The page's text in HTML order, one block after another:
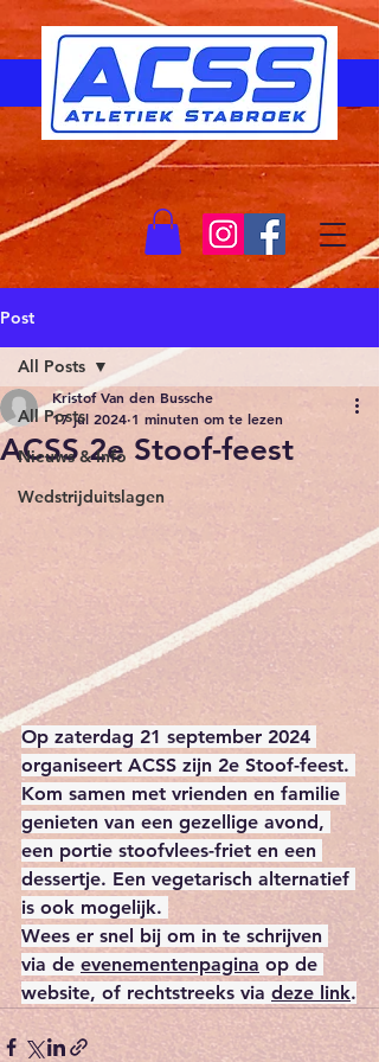
Post
All Posts
Nieuws & Info
Wedstrijduitslagen
All Posts
ACSS 2e Stoof-feest
Kristof Van den Bussche
17 jul 2024 1 minuten om te lezen
Op zaterdag 21 september 2024
organiseert ACSS zijn 2e Stoof-feest.
Kom samen met vrienden en familie
genieten van een gezellige avond,
een portie stoofvlees-friet en een
dessertje. Een vegetarisch alternatief
is ook mogelijk.
Wees er snel bij om in te schrijven
via de evenementenpagina op de
website, of rechtstreeks via deze link.